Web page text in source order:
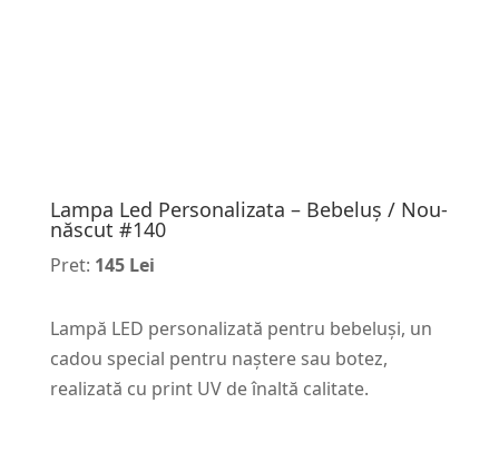
Lampa Led Personalizata – Bebeluș / Nou-
născut #140
Pret: 145 Lei
Lampă LED personalizată pentru bebeluși, un
cadou special pentru naștere sau botez,
realizată cu print UV de înaltă calitate.